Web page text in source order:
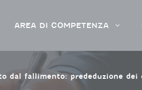
AREA DI COMPETENZA
dal fallimento: prededuzione